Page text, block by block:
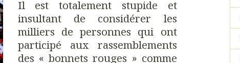
Il est totalement stupide et
insultant de considérer les
milliers de personnes qui ont
participé aux rassemblements
des « bonnets rouges » comme